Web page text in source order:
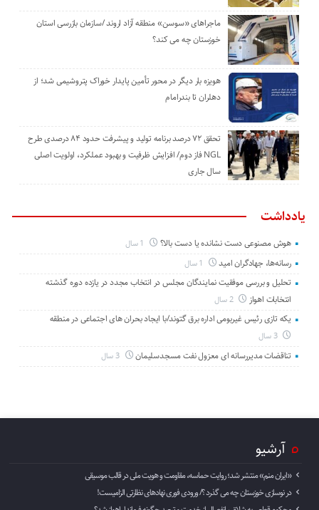
ماجراهای «سوسن» منطقه آزاد اروند /سازمان بازرسی استان
خوزستان چه می کند؟
هویزه بار دیگر در محور تأمین پایدار خوراک پتروشیمی شد؛ از
دهلران تا بندرامام
تحقق ۷۲ درصد برنامه تولید و پیشرفت حدود ۸۴ درصدی طرح
NGL فاز دوم/ افزایش ظرفیت و بهبود عملکرد، اولویت اصلی
سال جاری
یادداشت
هوش مصنوعی دست نشانده یا دست بالا؟
رسانه‌ها، جهادگران امید
تحلیل و بررسی موفقیت نمایندگان مجلس در انتخاب مجدد در یازده دوره گذشته
انتخابات اهواز
2 سال
یکه تازی رئیس غیربومی اداره برق گتوند/با ایجاد بحران های اجتماعی در منطقه
3 سال
تناقضات مدیررسانه ای معزول نفت مسجدسلیمان 3 سال
آرشیو
«ایران منم» منتشر شد؛ روایت حماسه، مقاومت و هویت ملی در قالب موسیقی
در نوسازی خوزستان چه می گذرد ؟/ ورودی فوری نهادهای نظارتی الزامیست!